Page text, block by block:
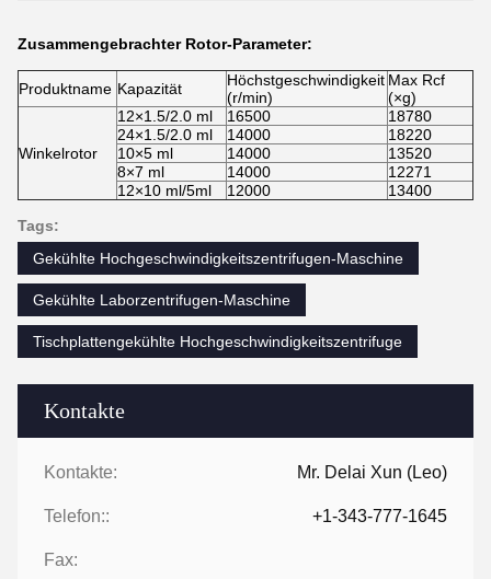
Kontakte
Kontakte: Mr. Delai Xun (Leo)
Telefon:: +1-343-777-1645
Fax:
Zusammengebrachter Rotor-Parameter:
Produktname Kapazität
Höchstgeschwindigkeit
(r/min)
Max Rcf
(×g)
Winkelrotor
12×1.5/2.0 ml 16500
18780
24×1.5/2.0 ml
14000
18220
10×5 ml
14000
13520
8×7 ml
14000
12271
12×10 ml/5ml
12000
13400
Tags:
Gekühlte Hochgeschwindigkeitszentrifugen-Maschine
Gekühlte Laborzentrifugen-Maschine
Tischplattengekühlte Hochgeschwindigkeitszentrifuge